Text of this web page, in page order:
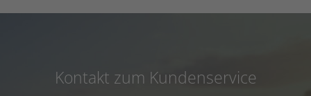
Kontakt zum Kundenservice